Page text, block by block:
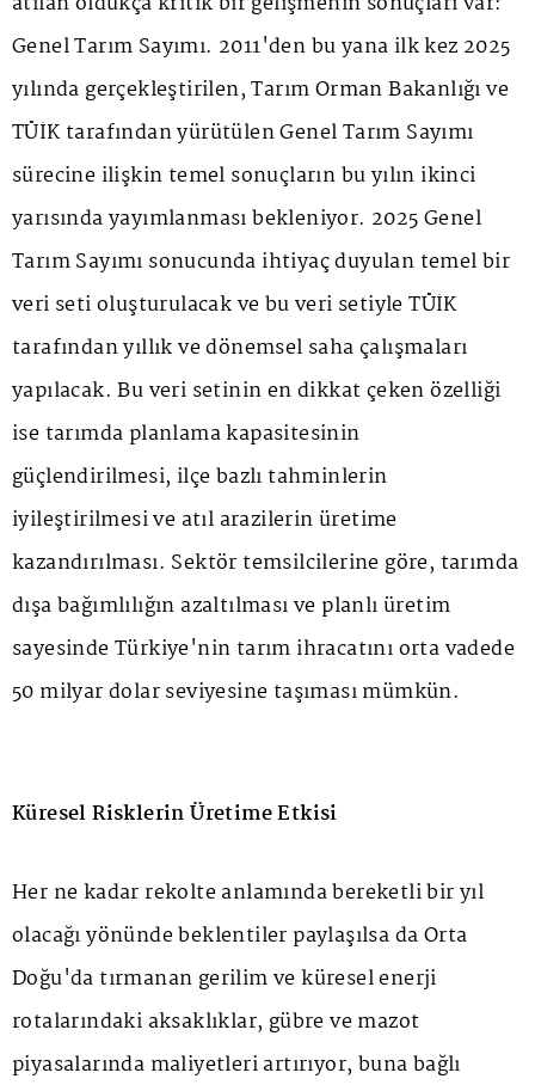
Genel Tarım Sayımı. 2011'den bu yana ilk kez 2025
yılında gerçekleştirilen, Tarım Orman Bakanlığı ve
TÜİK tarafından yürütülen Genel Tarım Sayımı
sürecine ilişkin temel sonuçların bu yılın ikinci
yarısında yayımlanması bekleniyor. 2025 Genel
Tarım Sayımı sonucunda ihtiyaç duyulan temel bir
veri seti oluşturulacak ve bu veri setiyle TÜİK
tarafından yıllık ve dönemsel saha çalışmaları
yapılacak. Bu veri setinin en dikkat çeken özelliği
ise tarımda planlama kapasitesinin
güçlendirilmesi, ilçe bazlı tahminlerin
iyileştirilmesi ve atıl arazilerin üretime
kazandırılması. Sektör temsilcilerine göre, tarımda
dışa bağımlılığın azaltılması ve planlı üretim
sayesinde Türkiye'nin tarım ihracatını orta vadede
50 milyar dolar seviyesine taşıması mümkün.
Küresel Risklerin Üretime Etkisi
Her ne kadar rekolte anlamında bereketli bir yıl
olacağı yönünde beklentiler paylaşılsa da Orta
Doğu'da tırmanan gerilim ve küresel enerji
rotalarındaki aksaklıklar, gübre ve mazot
piyasalarında maliyetleri artırıyor, buna bağlı